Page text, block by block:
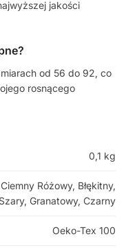
jakości
od 56 do 92, co
rosnącego
0,1 kg
Różowy, Błękitny,
Granatowy, Czarny
Oeko-Tex 100